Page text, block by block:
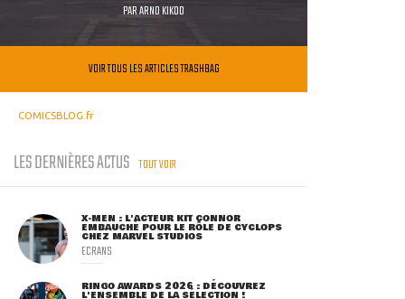
PARARNO KIKOO
VOIR TOUS LES ARTICLES TRASHBAG
COMICSBLOG.fr
LES DERNIÈRES ACTUS TOUT VOIR
X-MEN : L'ACTEUR KIT CONNOR
EMBAUCHÉ POUR LE RÔLE DE CYCLOPS
CHEZ MARVEL STUDIOS
ECRANS
RINGO AWARDS 2026 : DÉCOUVREZ
L'ENSEMBLE DE LA SÉLECTION !